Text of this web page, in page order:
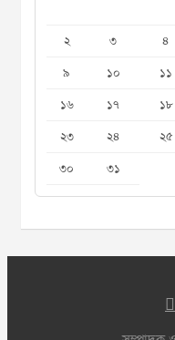
২
৩ ৪
৯
১০ ১১
১৬
১৭ ১৮
২৩
২৪ ২৫
৩০
৩১